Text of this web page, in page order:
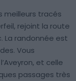
meilleurs tracés
rejoint la route
La randonnée est
Vous
et celle
passages très